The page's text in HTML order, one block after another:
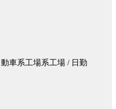
車系工場系工場 / 日勤